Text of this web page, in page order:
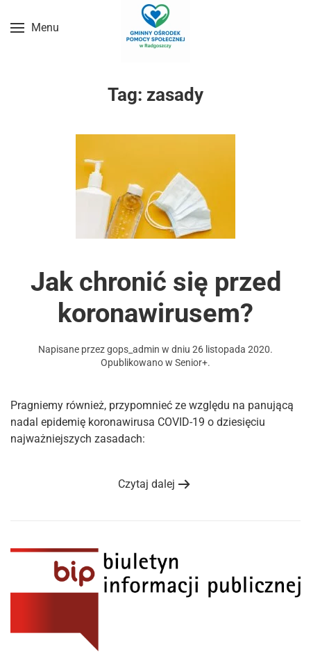
Przejdź do treści głównej
Menu
Tag: zasady
Jak chronić się przed
koronawirusem?
Napisane przezgops_admin w dniu 26 listopada 2020.
Opublikowano w Senior+.
Pragniemy również, przypomnieć ze względu na panującą
nadal epidemię koronawirusa COVID-19 o dziesięciu
najważniejszych zasadach:
Czytaj dalej